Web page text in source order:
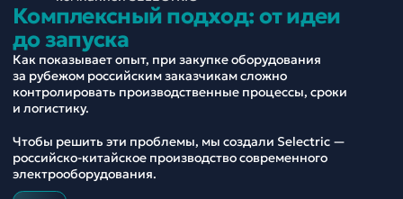
Комплексный подход: от идеи
до запуска
Как показывает опыт, при закупке оборудования
за рубежом российским заказчикам сложно
контролировать производственные процессы, сроки
и логистику.
Чтобы решить эти проблемы, мы создали Selectric —
российско-китайское производство современного
электрооборудования.